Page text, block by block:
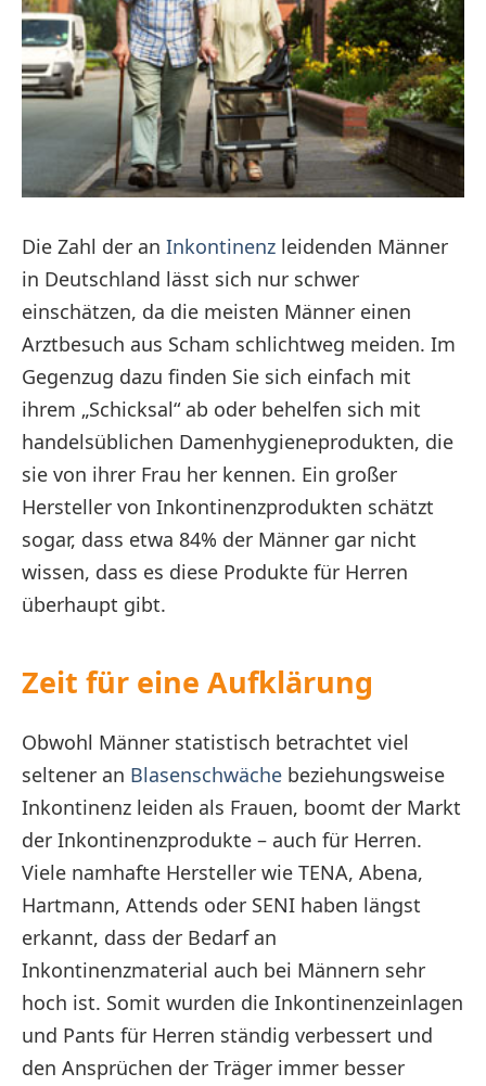
Die Zahl der an Inkontinenz leidenden Männer
in Deutschland lässt sich nur schwer
einschätzen, da die meisten Männer einen
Arztbesuch aus Scham schlichtweg meiden. Im
Gegenzug dazu finden Sie sich einfach mit
ihrem „Schicksal“ ab oder behelfen sich mit
handelsüblichen Damenhygieneprodukten, die
sie von ihrer Frau her kennen. Ein großer
Hersteller von Inkontinenzprodukten schätzt
sogar, dass etwa 84% der Männer gar nicht
wissen, dass es diese Produkte für Herren
überhaupt gibt.
Zeit für eine Aufklärung
Obwohl Männer statistisch betrachtet viel
seltener an Blasenschwäche beziehungsweise
Inkontinenz leiden als Frauen, boomt der Markt
der Inkontinenzprodukte – auch für Herren.
Viele namhafte Hersteller wie TENA, Abena,
Hartmann, Attends oder SENI haben längst
erkannt, dass der Bedarf an
Inkontinenzmaterial auch bei Männern sehr
hoch ist. Somit wurden die Inkontinenzeinlagen
und Pants für Herren ständig verbessert und
den Ansprüchen der Träger immer besser